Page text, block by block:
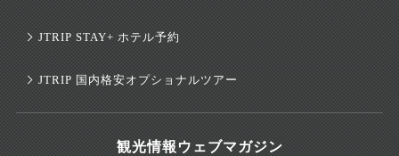
JTRIP STAY+ ホテル予約
JTRIP 国内格安オプショナルツアー
観光情報ウェブマガジン